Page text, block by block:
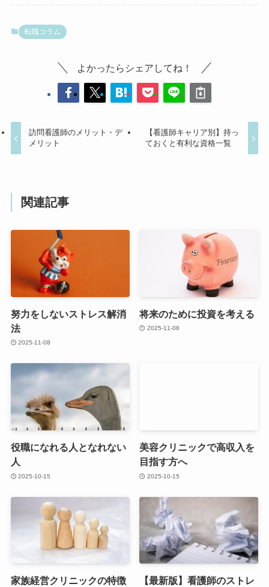
転職コラム
よかったらシェアしてね！
訪問看護師のメリット・デ
メリット
【看護師キャリア別】持っ
ておくと有利な資格一覧
関連記事
努力をしないストレス解消
法
2025-11-08
将来のために投資を考える
2025-11-08
役職になれる人となれない
人
2025-10-15
美容クリニックで高収入を
目指す方へ
2025-10-15
家族経営クリニックの特徴
【最新版】看護師のストレ